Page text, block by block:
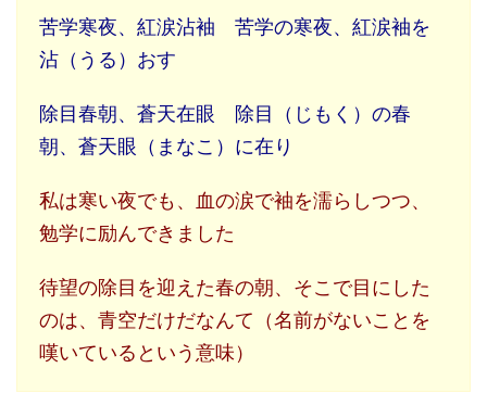
苦学寒夜、紅涙沾袖 苦学の寒夜、紅涙袖を
沾（うる）おす
除目春朝、蒼天在眼 除目（じもく）の春
朝、蒼天眼（まなこ）に在り
私は寒い夜でも、血の涙で袖を濡らしつつ、
勉学に励んできました
待望の除目を迎えた春の朝、そこで目にした
のは、青空だけだなんて（名前がないことを
嘆いているという意味）